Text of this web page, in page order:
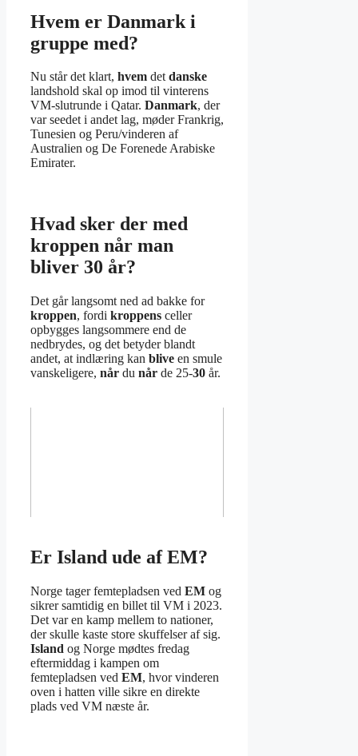
Hvem er Danmark i
gruppe med?
Nu står det klart, hvem detdanske
landshold skal op imod til vinterens
VM-slutrunde i Qatar. Danmark, der
var seedet i andet lag, møder Frankrig,
Tunesien og Peru/vinderen af
Australien og De Forenede Arabiske
Emirater.
Hvad sker der med
kroppen når man
bliver 30 år?
Det går langsomt ned ad bakke for
kroppen, fordi kroppens celler
opbygges langsommere end de
nedbrydes, og det betyder blandt
andet, at indlæring kan blive en smule
vanskeligere, når du når de 25-30 år.
Er Island ude af EM?
Norge tager femtepladsen ved EM og
sikrer samtidig en billet til VM i 2023.
Det var en kamp mellem to nationer,
der skulle kaste store skuffelser af sig.
Island og Norge mødtes fredag
eftermiddag i kampen om
femtepladsen ved EM, hvor vinderen
oven i hatten ville sikre en direkte
plads ved VM næste år.